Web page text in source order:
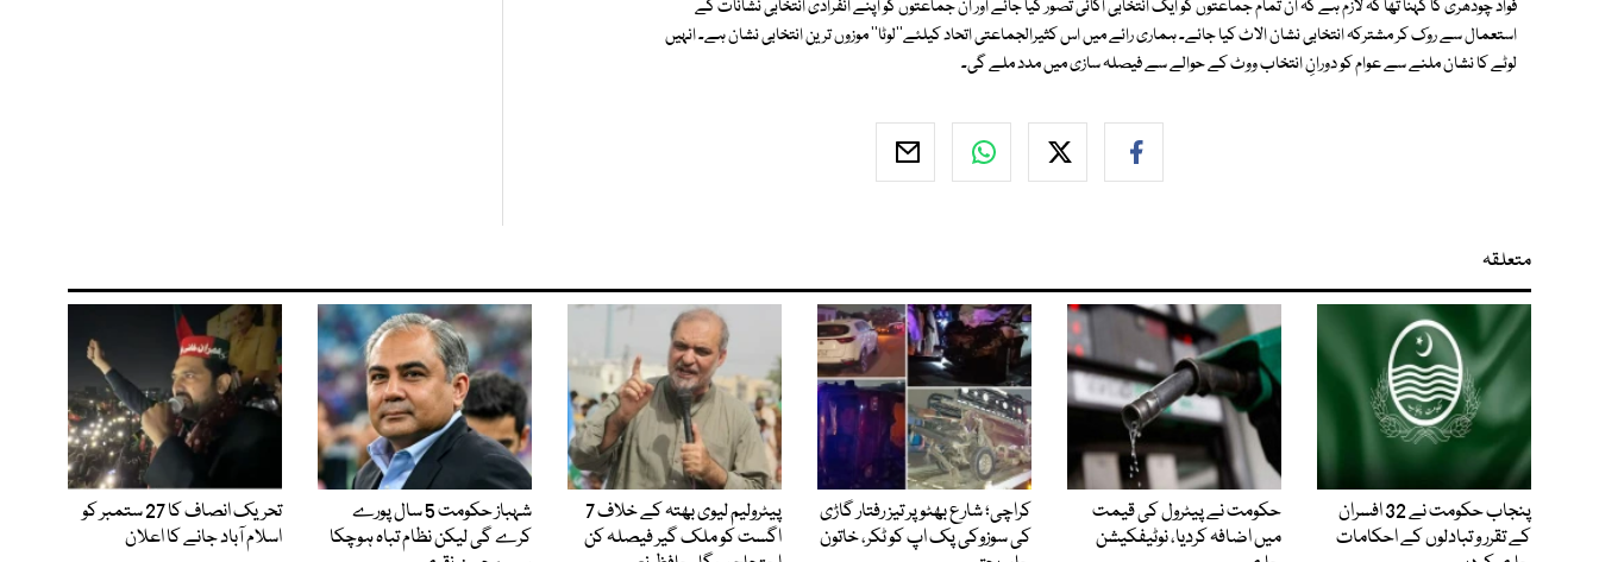
فواد چودھری کا کہنا تھا کہ لازم ہے کہ ان تمام جماعتوں کو ایک انتخابی اکائی تصور کیا جائے اور ان جماعتوں کو اپنے انفرادی انتخابی نشانات کے
استعمال سے روک کر مشترکہ انتخابی نشان الاٹ کیا جائے۔ ہماری رائے میں اس کثیرالجماعتی اتحاد کیلئے''لوٹا'' موزوں ترین انتخابی نشان ہے۔ انہیں
لوٹے کا نشان ملنے سے عوام کو دورانِ انتخاب ووٹ کے حوالے سے فیصلہ سازی میں مدد ملے گی۔
متعلقہ
پنجاب حکومت نے 32 افسران
کے تقرر و تبادلوں کے احکامات
حکومت نے پیٹرول کی قیمت
میں اضافہ کردیا، نوٹیفکیشن
کراچی؛ شارع بھٹو پر تیز رفتار گاڑی
کی سوزوکی پک اپ کو ٹکر، خاتون
پیٹرولیم لیوی بھتہ کے خلاف 7
اگست کو ملک گیر فیصلہ کن
شہباز حکومت 5 سال پورے
کرے گی لیکن نظام تباہ ہوچکا
تحریک انصاف کا 27 ستمبر کو
اسلام آباد جانے کا اعلان